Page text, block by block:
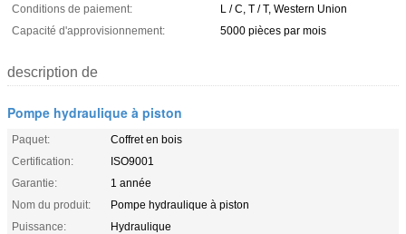
Conditions de paiement:
L / C, T / T, Western Union
Capacité d'approvisionnement:
5000 pièces par mois
description de
Pompe hydraulique à piston
Paquet:
Coffret en bois
Certification:
ISO9001
Garantie:
1 année
Nom du produit:
Pompe hydraulique à piston
Puissance:
Hydraulique